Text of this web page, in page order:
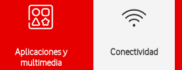
Aplicaciones y
multimedia
Conectividad